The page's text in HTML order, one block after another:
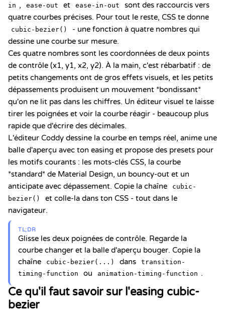
in , ease-out et ease-in-out
sont des raccourcis vers
quatre courbes précises. Pour tout le reste, CSS te donne
cubic-bezier()
- une fonction à quatre nombres qui
dessine une courbe sur mesure.
Ces quatre nombres sont les coordonnées de deux points
de contrôle (x1, y1, x2, y2). À la main, c'est rébarbatif : de
petits changements ont de gros effets visuels, et les petits
dépassements produisent un mouvement *bondissant*
qu'on ne lit pas dans les chiffres. Un éditeur visuel te laisse
tirer les poignées et voir la courbe réagir - beaucoup plus
rapide que d'écrire des décimales.
L'éditeur Coddy dessine la courbe en temps réel, anime une
balle d'aperçu avec ton easing et propose des presets pour
les motifs courants : les mots-clés CSS, la courbe
*standard* de Material Design, un bouncy-out et un
anticipate avec dépassement. Copie la chaîne
cubic-
bezier()
et colle-la dans ton CSS - tout dans le
navigateur.
TL;DR
Glisse les deux poignées de contrôle. Regarde la
courbe changer et la balle d'aperçu bouger. Copie la
chaîne
cubic-bezier(...) dans
transition-
timing-function
ou animation-timing-function .
Ce qu'il faut savoir sur l'easing cubic-
bezier